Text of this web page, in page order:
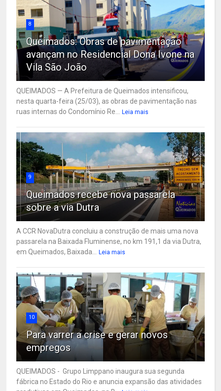
8
Queimados: Obras de pavimentação
avançam no Residencial Dona Ivone na
Vila São João
QUEIMADOS — A Prefeitura de Queimados intensificou,
nesta quarta-feira (25/03), as obras de pavimentação nas
ruas internas do Condomínio Re...
Leia mais
9
Queimados recebe nova passarela
sobre a via Dutra
A CCR NovaDutra concluiu a construção de mais uma nova
passarela na Baixada Fluminense, no km 191,1 da via Dutra,
em Queimados, Baixada...
Leia mais
10
Para varrer a crise e gerar novos
empregos
QUEIMADOS - Grupo Limppano inaugura sua segunda
fábrica no Estado do Rio e anuncia expansão das atividades